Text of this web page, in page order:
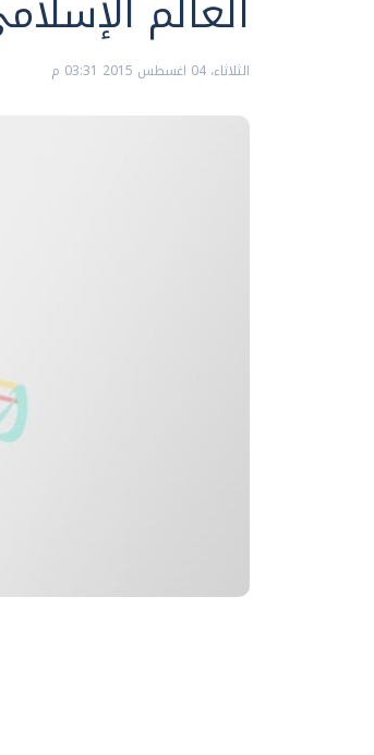
الثلاثاء، 04 اغسطس 2015 03:31 م